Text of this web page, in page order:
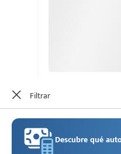
Filtrar
Descubre qué